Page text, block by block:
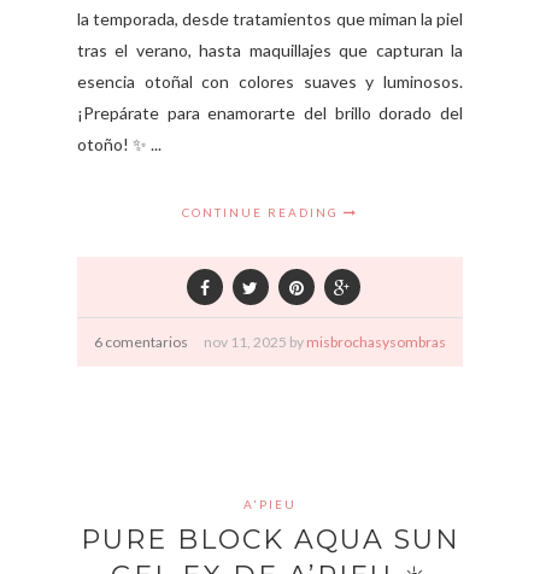
la temporada, desde tratamientos que miman la piel
tras el verano, hasta maquillajes que capturan la
esencia otoñal con colores suaves y luminosos.
¡Prepárate para enamorarte del brillo dorado del
otoño! ✨ ...
CONTINUE READING
6 comentarios nov 11, 2025 by misbrochasysombras
A'PIEU
PURE BLOCK AQUA SUN